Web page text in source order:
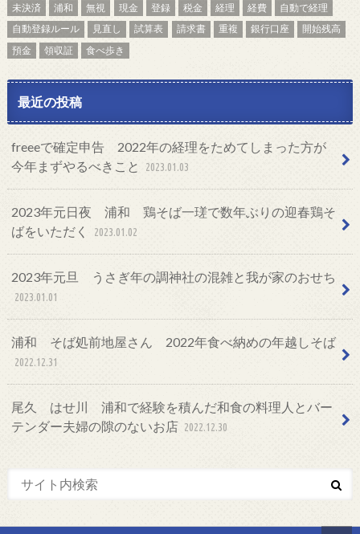
未決済
浦和 無視 現金 登録 税金 経理 経費
自動で経理
自動登録ルール
見直し 試算表 請求書 重複 銀行口座
開始残高
預金
領収証 食べ歩き
最近の投稿
freeeで確定申告 2022年の経理をためてしまった方が
今年まずやるべきこと
2023.01.03
2023年元日夜 浦和 鶏そば一瑳で数年ぶりの迎春鶏そ
ばをいただく
2023.01.02
2023年元旦 うさぎ年の調神社の混雑と我が家のおせち
2023.01.01
浦和 そば処前地屋さん 2022年食べ納めの年越しそば
2022.12.31
尾久 はせ川 浦和で経験を積んだ和食の料理人とバー
テンダー夫婦の隙のないお店 2022.12.30